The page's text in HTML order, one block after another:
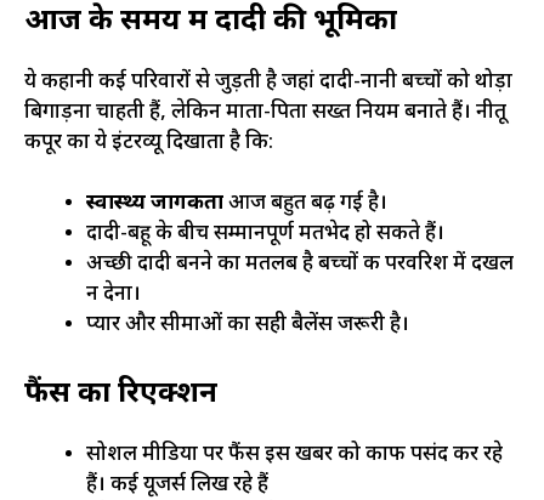
आज के समय में दादी की भूमिका
ये कहानी कई परिवारों से जुड़ती है जहां दादी-नानी बच्चों को थोड़ा
बिगाड़ना चाहती हैं, लेकिन माता-पिता सख्त नियम बनाते हैं। नीतू
कपूर का ये इंटरव्यू दिखाता है कि:
स्वास्थ्य जागरूकताआज बहुत बढ़ गई है।
दादी-बहू के बीच सम्मानपूर्ण मतभेद हो सकते हैं।
अच्छी दादी बनने का मतलब है बच्चों की परवरिश में दखल
न देना।
प्यार और सीमाओं का सही बैलेंस जरूरी है।
फैंस का रिएक्शन
सोशल मीडिया पर फैंस इस खबर को काफी पसंद कर रहे
हैं। कई यूजर्स लिख रहे हैं